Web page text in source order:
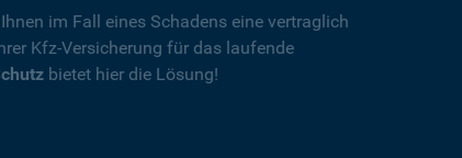
im Fall eines Schadens eine vertraglich
Kfz-Versicherung für das laufende
bietet hier die Lösung!